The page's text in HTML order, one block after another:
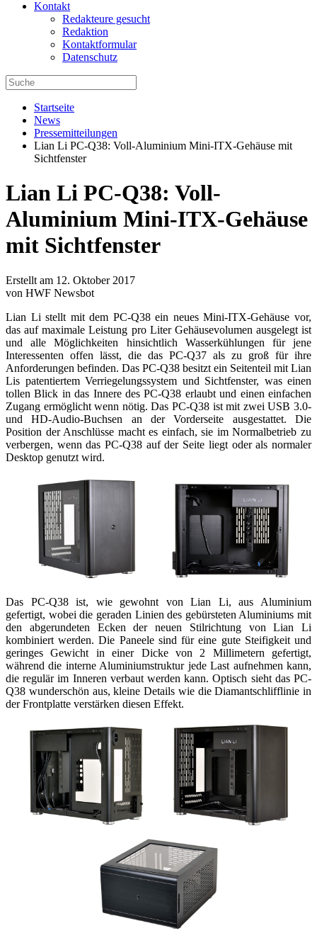
Kontakt
Redakteure gesucht
Redaktion
Kontaktformular
Datenschutz
Startseite
News
Pressemitteilungen
Lian Li PC-Q38: Voll-Aluminium Mini-ITX-Gehäuse mit
Sichtfenster
Lian Li PC-Q38: Voll-
Aluminium Mini-ITX-Gehäuse
mit Sichtfenster
Erstellt am 12. Oktober 2017
von HWF Newsbot
Lian Li stellt mit dem PC-Q38 ein neues Mini-ITX-Gehäuse vor,
das auf maximale Leistung pro Liter Gehäusevolumen ausgelegt ist
und alle Möglichkeiten hinsichtlich Wasserkühlungen für jene
Interessenten offen lässt, die das PC-Q37 als zu groß für ihre
Anforderungen befinden. Das PC-Q38 besitzt ein Seitenteil mit Lian
Lis patentiertem Verriegelungssystem und Sichtfenster, was einen
tollen Blick in das Innere des PC-Q38 erlaubt und einen einfachen
Zugang ermöglicht wenn nötig. Das PC-Q38 ist mit zwei USB 3.0-
und HD-Audio-Buchsen an der Vorderseite ausgestattet. Die
Position der Anschlüsse macht es einfach, sie im Normalbetrieb zu
verbergen, wenn das PC-Q38 auf der Seite liegt oder als normaler
Desktop genutzt wird.
Das PC-Q38 ist, wie gewohnt von Lian Li, aus Aluminium
gefertigt, wobei die geraden Linien des gebürsteten Aluminiums mit
den abgerundeten Ecken der neuen Stilrichtung von Lian Li
kombiniert werden. Die Paneele sind für eine gute Steifigkeit und
geringes Gewicht in einer Dicke von 2 Millimetern gefertigt,
während die interne Aluminiumstruktur jede Last aufnehmen kann,
die regulär im Inneren verbaut werden kann. Optisch sieht das PC-
Q38 wunderschön aus, kleine Details wie die Diamantschlifflinie in
der Frontplatte verstärken diesen Effekt.